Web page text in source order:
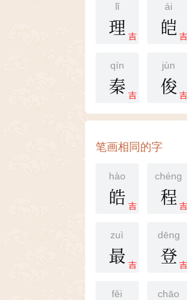
lǐ
吉
理
ái
吉
皑
qín
吉
秦
jùn
吉
俊
笔画相同的字
hào
吉
皓
chéng
吉
程
zuì
吉
最
dēng
吉
登
fěi chāo